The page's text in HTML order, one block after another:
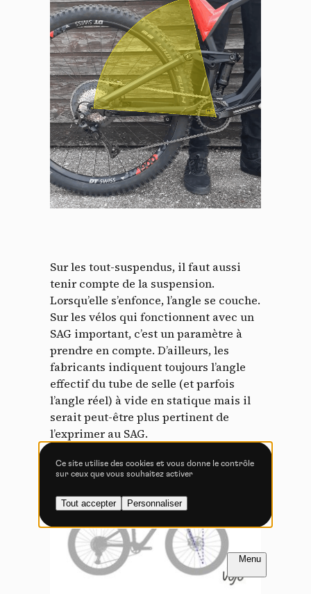
FR NL
Sur les tout-suspendus, il faut aussi
tenir compte de la suspension.
Lorsqu’elle s’enfonce, l’angle se couche.
Sur les vélos qui fonctionnent avec un
SAG important, c’est un paramètre à
prendre en compte. D’ailleurs, les
fabricants indiquent toujours l’angle
effectif du tube de selle (et parfois
l’angle réel) à vide en statique mais il
serait peut-être plus pertinent de
l’exprimer au SAG.
PETIT LEXIQUE ILLUSTRÉ DU VTT :
TOUTES LES CLÉS POUR
Introduction
PAGE 1 / 6
Introduction
PAGE 1 / 6
Introduction
PAGE 1 / 6
Panneau de gestion des
cookies
En autorisant ces services tiers, vous acceptez le dépôt et la
Tout accepter Tout refuser
Vidéos
Les services de partage de vidéo permettent d'enrichir
le site de contenu multimédia et augmentent sa
visibilité.
Vimeo interdit -Ce service peut déposer
Autoriser Interdire
YouTube interdit -
déposer 4 cookies.
Autoriser Interdire
Ce site utilise des cookies et vous donne le contrôle
sur ceux que vous souhaitez activer
Tout accepter Personnaliser